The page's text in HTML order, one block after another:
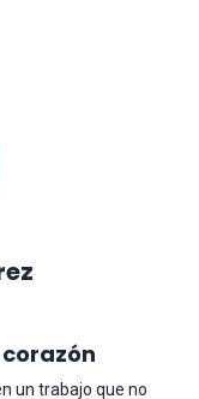
un trabajo que no